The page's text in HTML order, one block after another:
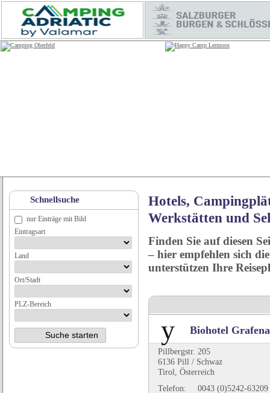
Hotels,
Werkstätten und
Finden Sie auf diesen
– hier empfehlen sich
unterstützen Ihre
Biohotel
Pillbergstr. 205
6136 Pill / Schwaz
Tirol, Österreich
Telefon:
0043 (0)5242-63209
Schnellsuche
nur Einträge mit Bild
Eintragsart
Land
Ort/Stadt
PLZ-Bereich